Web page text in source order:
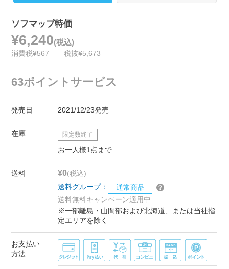
ソフマップ特価
¥6,240(税込)
消費税¥567 税抜¥5,673
63ポイントサービス
発売日 2021/12/23発売
在庫 限定数終了
お一人様1点まで
送料 ¥0(税込)
送料グループ：
通常商品
送料無料キャンペーン適用中
※一部離島・山間部および北海道、または当社指
定エリアを除く
お支払い
方法